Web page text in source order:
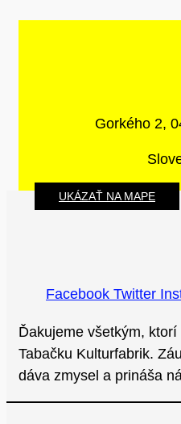
Gorkého 2,
UKÁZAŤ NA MAPE
Facebook Twitter
Ďakujeme všetkým,
Tabačku Kulturfabrik.
dáva zmysel a prináša